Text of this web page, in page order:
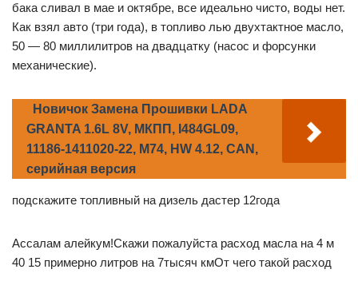
бака сливал в мае и октябре, все идеально чисто, воды нет.
Как взял авто (три года), в топливо лью двухтактное масло,
50 — 80 миллилитров на двадцатку (насос и форсунки
механические).
Новичок Замена Прошивки LADA
GRANTA 1.6L 8V, МКПП, I484GL09,
11186-1411020-22, M74, HW 4.12, CAN,
серийная версия
подскажите топливный на дизель дастер 12года
Ассалам алейкум!Скажи пожалуйста расход масла на 4 м
40 15 примерно литров на 7тысяч кмОт чего такой расход